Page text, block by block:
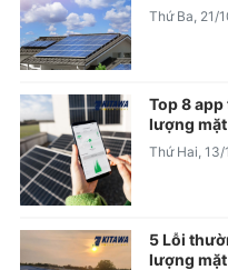
Thứ Ba, 21/
Top 8
lượng
Thứ Hai,
5 Lỗi
lượng